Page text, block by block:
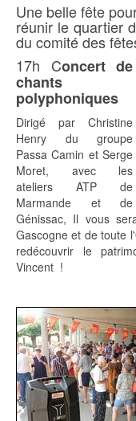
Une belle fête
réunir le quartier
du comité des
17h Concert de
chants
polyphoniques
Dirigé par Christine
Henry du groupe
Passa Camin et Serge
Moret, avec les
ateliers ATP de
Marmande et de
Génissac, Il vous
Gascogne et de toute
redécouvrir le
Vincent !